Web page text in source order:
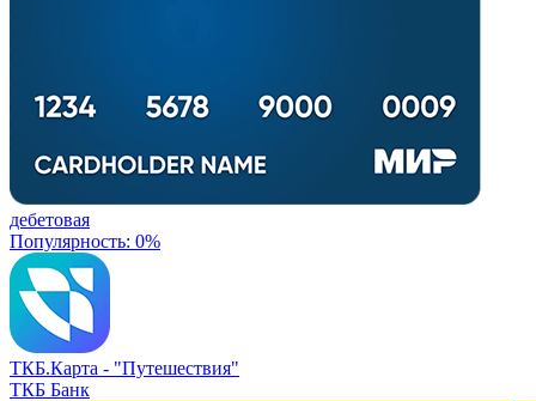
дебетовая
Популярность: 0%
ТКБ.Карта - "Путешествия"
ТКБ Банк